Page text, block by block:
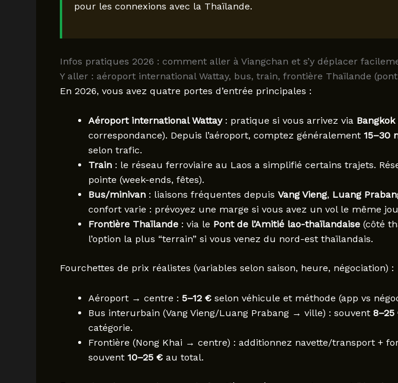
pour les connexions avec la Thaïlande.
Infos pratiques 2026 : comment aller à Viangchan et s’y déplacer
Y aller : aéroport international Wattay, bus, train, frontière Thaïlande (pont
En 2026, vous avez quatre portes d’entrée principales :
Aéroport international Wattay: pratique si vous arrivez via Bangkok
correspondance). Depuis l’aéroport, comptez généralement 15–30
selon trafic.
Train: le réseau ferroviaire au Laos a simplifié certains trajets.
pointe (week-ends, fêtes).
Bus/minivan: liaisons fréquentes depuis Vang Vieng, Luang
confort varie : prévoyez une marge si vous avez un vol le même
Frontière Thaïlande: via le Pont de l’Amitié lao-thaïlandaise(côté
l’option la plus “terrain” si vous venez du nord-est thaïlandais.
Fourchettes de prix réalistes (variables selon saison, heure, négociation) :
Aéroport → centre : 5–12 €selon véhicule et méthode (app vs
Bus interurbain (Vang Vieng/Luang Prabang → ville) : souvent 8–25
catégorie.
Frontière (Nong Khai → centre) : additionnez navette/transport +
souvent 10–25 €au total.